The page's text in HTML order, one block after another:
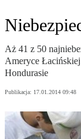
Aż 41 z 50
Ameryce
Hondurasie
Publikacja: 17.01.2014 09:48